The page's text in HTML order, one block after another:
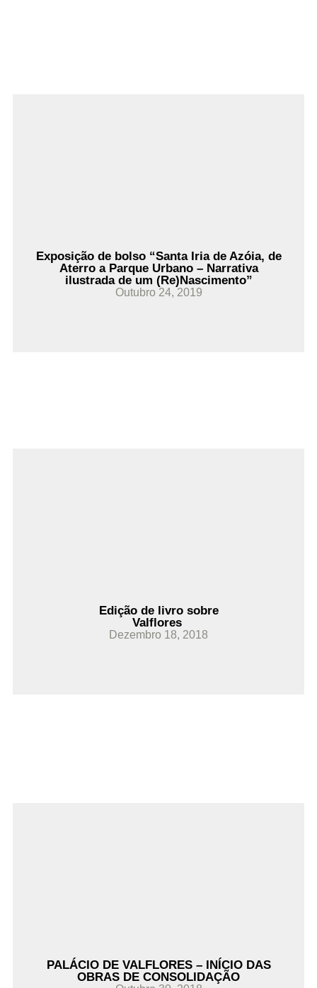
Exposição de bolso “Santa Iria de Azóia, de
Aterro a Parque Urbano – Narrativa
ilustrada de um (Re)Nascimento”
Outubro 24, 2019
Edição de livro sobre
Valflores
Dezembro 18, 2018
PALÁCIO DE VALFLORES – INÍCIO DAS
OBRAS DE CONSOLIDAÇÃO